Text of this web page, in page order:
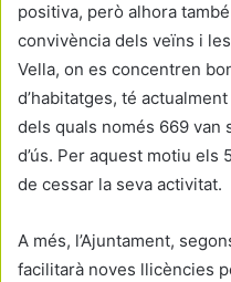
positiva, però alhora
convivència dels veïns i
Vella, on es concentren
d’habitatges, té
dels quals només 669 van
d’ús. Per aquest motiu
de cessar la seva activitat.
A més, l’Ajuntament,
facilitarà noves llicències